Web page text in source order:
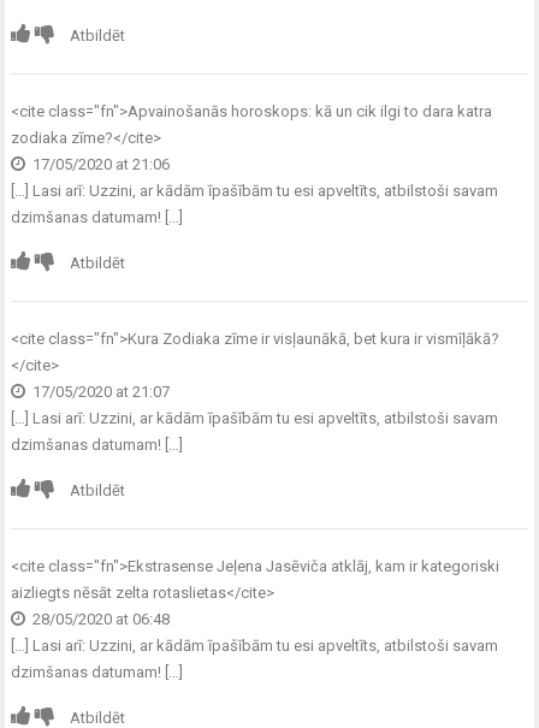
Atbildēt
<cite class="fn">Apvainošanās horoskops: kā un cik ilgi to dara katra
zodiaka zīme?</cite>
17/05/2020 at 21:06
[…] Lasi arī: Uzzini, ar kādām īpašībām tu esi apveltīts, atbilstoši savam
dzimšanas datumam! […]
Atbildēt
<cite class="fn">Kura Zodiaka zīme ir visļaunākā, bet kura ir vismīļākā?
</cite>
17/05/2020 at 21:07
[…] Lasi arī: Uzzini, ar kādām īpašībām tu esi apveltīts, atbilstoši savam
dzimšanas datumam! […]
Atbildēt
<cite class="fn">Ekstrasense Jeļena Jasēviča atklāj, kam ir kategoriski
aizliegts nēsāt zelta rotaslietas</cite>
28/05/2020 at 06:48
[…] Lasi arī: Uzzini, ar kādām īpašībām tu esi apveltīts, atbilstoši savam
dzimšanas datumam! […]
Atbildēt